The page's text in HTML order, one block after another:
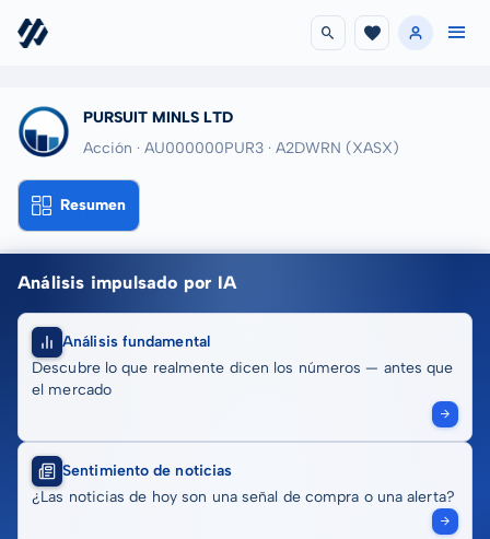
PURSUIT MINLS LTD
Acción · AU000000PUR3 · A2DWRN (XASX)
Resumen
Análisis impulsado por IA
Análisis fundamental
Descubre lo que realmente dicen los números — antes que
el mercado
Sentimiento de noticias
¿Las noticias de hoy son una señal de compra o una alerta?